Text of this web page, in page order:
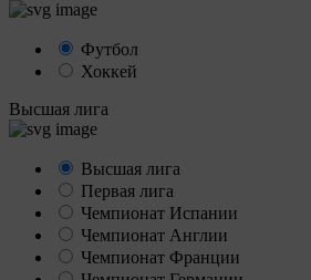
Футбол
Хоккей
Высшая лига
Высшая лига
Первая лига
Чемпионат Испании
Чемпионат Англии
Чемпионат Франции